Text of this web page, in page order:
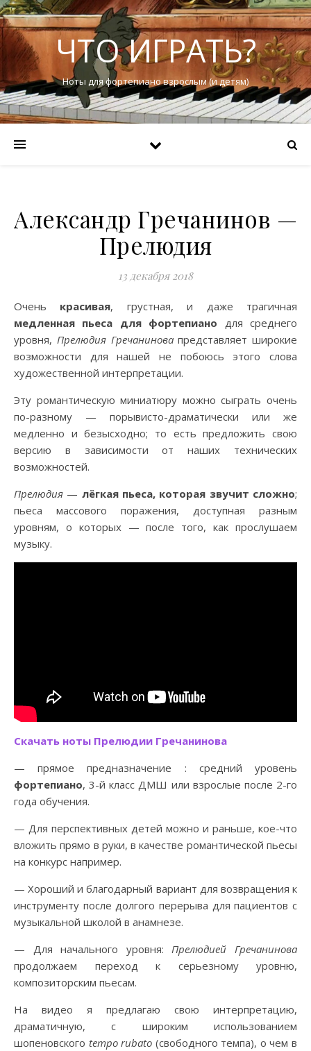
ЧТО ИГРАТЬ?
Ноты для фортепиано взрослым (и детям)
Александр Гречанинов —
Прелюдия
13 декабря 2018
Очень красивая, грустная, и даже трагичная
медленная пьеса для фортепиано для среднего
уровня, Прелюдия Гречаниновапредставляет широкие
возможности для нашей не побоюсь этого слова
художественной интерпретации.
Эту романтическую миниатюру можно сыграть очень
по-разному — порывисто-драматически или же
медленно и безысходно; то есть предложить свою
версию в зависимости от наших технических
возможностей.
Прелюдия — лёгкая пьеса, которая звучит сложно;
пьеса массового поражения, доступная разным
уровням, о которых — после того, как прослушаем
музыку.
Скачать ноты Прелюдии Гречанинова
— прямое предназначение : средний уровень
фортепиано, 3-й класс ДМШ или взрослые после 2-го
года обучения.
— Для перспективных детей можно и раньше, кое-что
вложить прямо в руки, в качестве романтической пьесы
на конкурс например.
— Хороший и благодарный вариант для возвращения к
инструменту после долгого перерыва для пациентов с
музыкальной школой в анамнезе.
— Для начального уровня: Прелюдией Гречанинова
продолжаем переход к серьезному уровню,
композиторским пьесам.
На видео я предлагаю свою интерпретацию,
драматичную, с широким использованием
шопеновского tempo rubato (свободного темпа), о чем в